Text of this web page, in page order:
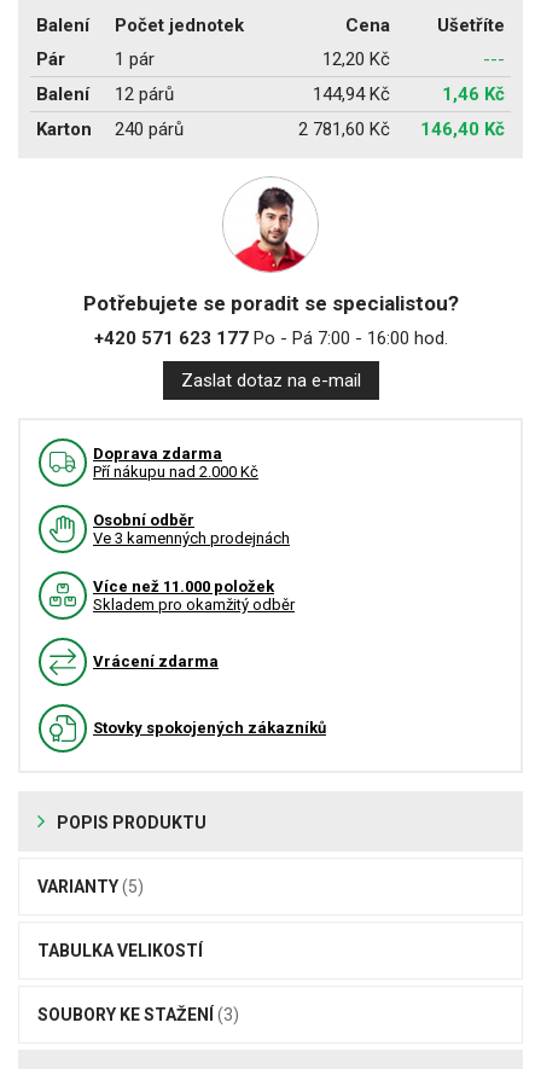
Balení Počet jednotek Cena
Ušetříte
Pár
1 pár 12,20 Kč
---
Balení
12 párů 144,94 Kč
1,46 Kč
Karton
240 párů 2 781,60 Kč 146,40 Kč
Potřebujete se poradit se specialistou?
+420 571 623 177Po - Pá 7:00 - 16:00 hod.
Zaslat dotaz na e-mail
Doprava zdarma
Pří nákupu nad 2.000 Kč
Osobní odběr
Ve 3 kamenných prodejnách
Více než 11.000 položek
Skladem pro okamžitý odběr
Vrácení zdarma
Stovky spokojených zákazníků
POPIS PRODUKTU
VARIANTY(5)
TABULKA VELIKOSTÍ
SOUBORY KE STAŽENÍ (3)